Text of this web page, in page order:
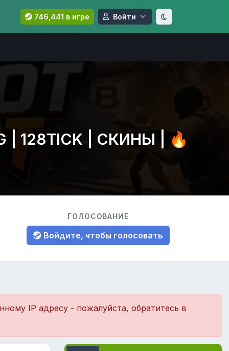
746,441 в игре Войти
| 128TICK | СКИНЫ | 🔥
ГОЛОСОВАНИЕ
Войдите, чтобы голосовать
IP адресу - пожалуйста, обратитесь в